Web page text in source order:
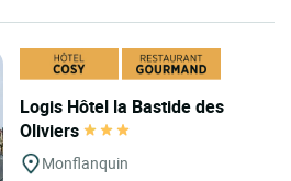
Logis Hôtel la Bastide des
Oliviers
Monflanquin